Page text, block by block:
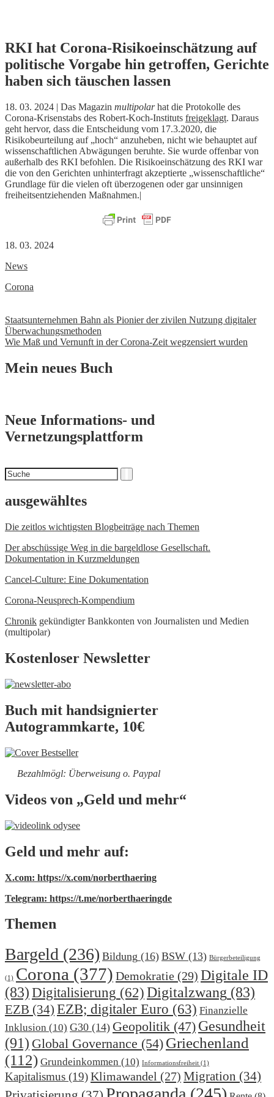
Skip
to
content
RKI hat Corona-Risikoeinschätzung auf
politische Vorgabe hin getroffen, Gerichte
haben sich täuschen lassen
18. 03. 2024 | Das Magazin multipolarhat die Protokolle des
Corona-Krisenstabs des Robert-Koch-Instituts freigeklagt. Daraus
geht hervor, dass die Entscheidung vom 17.3.2020, die
Risikobeurteilung auf „hoch“ anzuheben, nicht wie behauptet auf
wissenschaftlichen Abwägungen beruhte. Sie wurde offenbar von
außerhalb des RKI befohlen. Die Risikoeinschätzung des RKI war
die von den Gerichten unhinterfragt akzeptierte „wissenschaftliche“
Grundlage für die vielen oft überzogenen oder gar unsinnigen
freiheitsentziehenden Maßnahmen.|
18. 03. 2024
News
Corona
Beitrags-
Navigation
Staatsunternehmen Bahn als Pionier der zivilen Nutzung digitaler
Überwachungsmethoden
Wie Maß und Vernunft in der Corona-Zeit wegzensiert wurden
Mein neues Buch
Neue Informations- und
Vernetzungsplattform
Suchen
nach
ausgewähltes
Die zeitlos wichtigsten Blogbeiträge nach Themen
Der abschüssige Weg in die bargeldlose Gesellschaft.
Dokumentation in Kurzmeldungen
Cancel-Culture: Eine Dokumentation
Corona-Neusprech-Kompendium
Chronik gekündigter Bankkonten von Journalisten und Medien
(multipolar)
Kostenloser Newsletter
Buch mit handsignierter
Autogrammkarte, 10€
Bezahlmögl: Überweisung o. Paypal
Videos von „Geld und mehr“
Geld und mehr auf:
X.com: https://x.com/norberthaering
Telegram: https://t.me/norberthaeringde
Themen
Bargeld (236) Bildung (16) BSW (13) Bürgerbeteiligung
(1) Corona (377) Demokratie (29) Digitale ID
(83) Digitalisierung (62) Digitalzwang (83)
EZB (34) EZB; digitaler Euro (63) Finanzielle
Inklusion (10) G30 (14) Geopolitik (47) Gesundheit
(91) Global Governance (54) Griechenland
(112) Grundeinkommen (10) Informationsfreiheit (1)
Kapitalismus (19)Klimawandel (27) Migration (34)